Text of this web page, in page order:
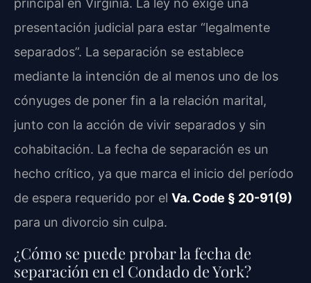
principal en Virginia. La ley no exige una
presentación judicial para estar “legalmente
separados”. La separación se establece
mediante la intención de al menos uno de los
cónyuges de poner fin a la relación marital,
junto con la acción de vivir separados y sin
cohabitación. La fecha de separación es un
hecho crítico, ya que marca el inicio del período
de espera requerido por el Va. Code § 20-91(9)
para un divorcio sin culpa.
¿Cómo se puede probar la fecha de
separación en el Condado de York?